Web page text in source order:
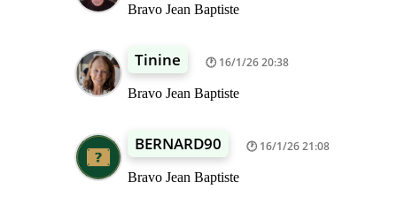
Bravo Jean Baptiste
Tinine 16/1/26 20:38
Bravo Jean Baptiste
BERNARD90 16/1/26 21:08
Bravo Jean Baptiste